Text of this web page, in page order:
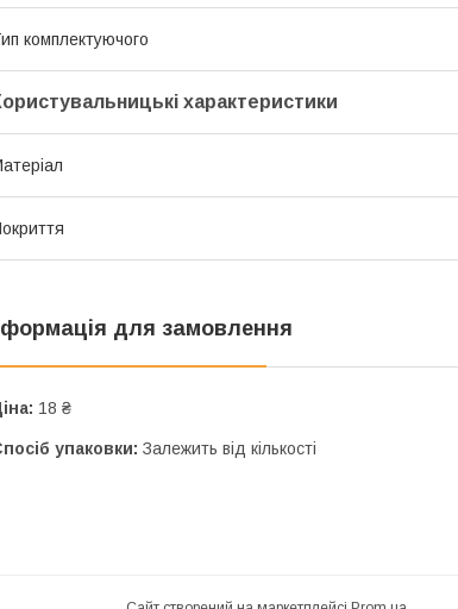
комплектуючого
характеристики
для замовлення
18 ₴
упаковки: Залежить від кількості